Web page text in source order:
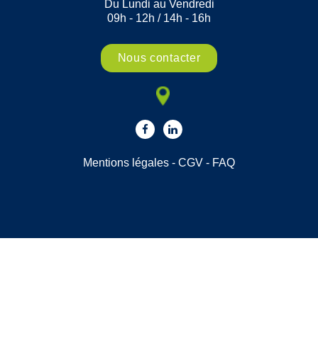
Du Lundi au Vendredi
09h - 12h / 14h - 16h
Nous contacter
Mentions légales - CGV - FAQ